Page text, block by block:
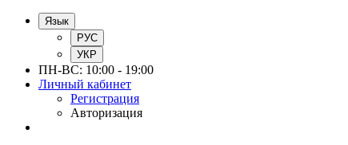
Язык
РУС
УКР
ПН-ВС: 10:00 - 19:00
Личный кабинет
Регистрация
Авторизация